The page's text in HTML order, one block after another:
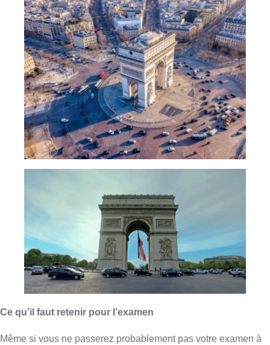
Ce qu’il faut retenir pour l’examen
Même si vous ne passerez probablement pas votre examen à